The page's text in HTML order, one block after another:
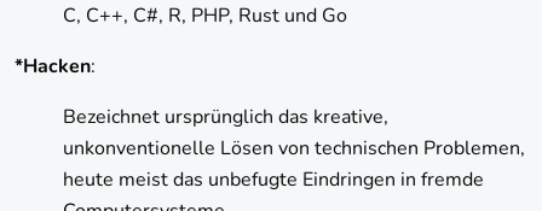
C, C++, C#, R, PHP, Rust und Go
*Hacken:
Bezeichnet ursprünglich das kreative,
unkonventionelle Lösen von technischen Problemen,
heute meist das unbefugte Eindringen in fremde